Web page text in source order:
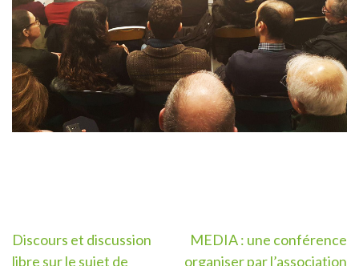
Post
Discours et discussion
libre sur le sujet de
MEDIA : une conférence
organiser par l’association